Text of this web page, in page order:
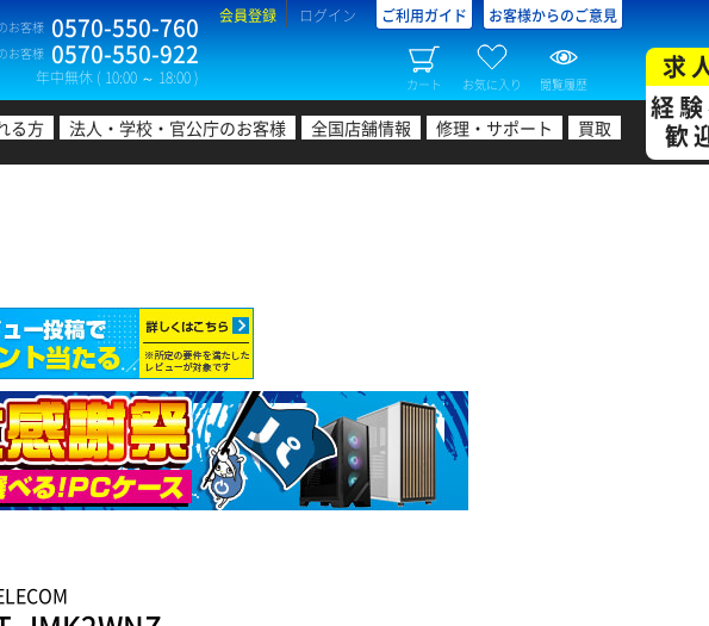
お客様 0570-550-760
お客様 0570-550-922
年中無休 ( 10:00 ～ 18:00 )
会員登録 ログイン ご利用ガイド お客様からのご意見
カート お気に入り 閲覧履歴
る方 法人・学校・官公庁のお客様 全国店舗情報 修理・サポート 買取
求
経
歓